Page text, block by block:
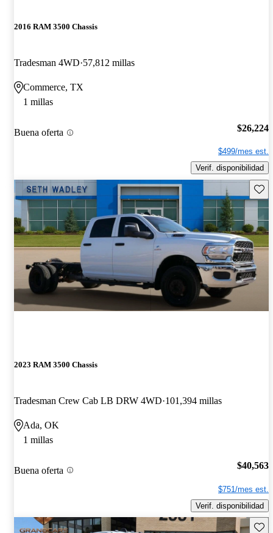
2016 RAM 3500 Chassis
Tradesman 4WD 57,812 millas
Commerce, TX
1 millas
Buena oferta $26,224
$499/mes est.
Verif. disponibilidad
2023 RAM 3500 Chassis
Tradesman Crew Cab LB DRW 4WD 101,394 millas
Ada, OK
1 millas
Buena oferta $40,563
$751/mes est.
Verif. disponibilidad